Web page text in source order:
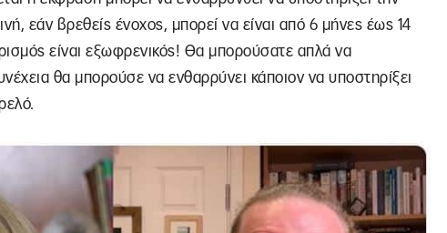
εάν βρεθείς ένοχος, μπορεί να είναι από 6 μήνες έως 14
είναι εξωφρενικός! Θα μπορούσατε απλά να
θα μπορούσε να ενθαρρύνει κάποιον να υποστηρίξει